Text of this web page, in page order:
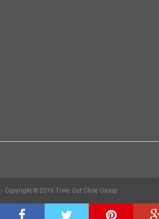
Copyright © 2016 Time Out Chile Group.